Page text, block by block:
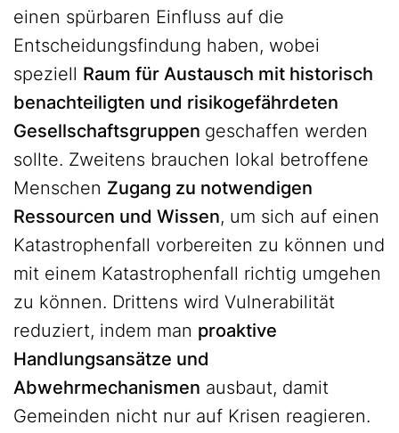
einen spürbaren Einfluss auf die
Entscheidungsfindung haben, wobei
speziell Raum für Austausch mit historisch
benachteiligten und risikogefährdeten
Gesellschaftsgruppen geschaffen werden
sollte. Zweitens brauchen lokal betroffene
Menschen Zugang zu notwendigen
Ressourcen und Wissen, um sich auf einen
Katastrophenfall vorbereiten zu können und
mit einem Katastrophenfall richtig umgehen
zu können. Drittens wird Vulnerabilität
reduziert, indem man proaktive
Handlungsansätze und
Abwehrmechanismen ausbaut, damit
Gemeinden nicht nur auf Krisen reagieren.